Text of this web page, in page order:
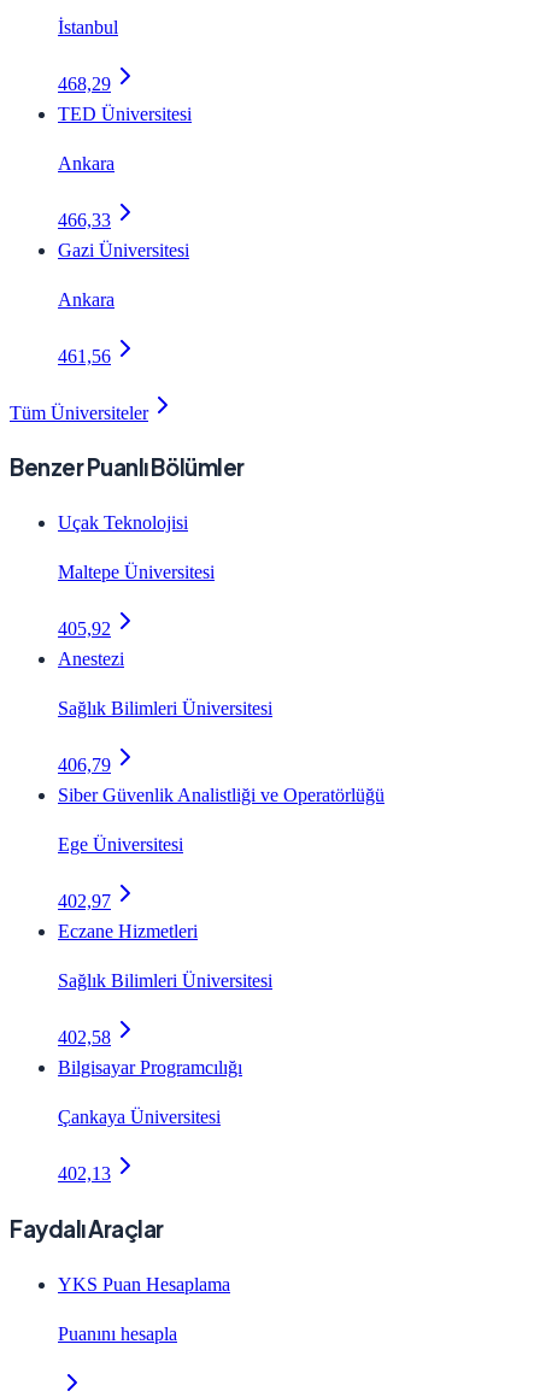
İstanbul
468,29
TED Üniversitesi
Ankara
466,33
Gazi Üniversitesi
Ankara
461,56
Tüm Üniversiteler
Benzer Puanlı Bölümler
Uçak Teknolojisi
Maltepe Üniversitesi
405,92
Anestezi
Sağlık Bilimleri Üniversitesi
406,79
Siber Güvenlik Analistliği ve Operatörlüğü
Ege Üniversitesi
402,97
Eczane Hizmetleri
Sağlık Bilimleri Üniversitesi
402,58
Bilgisayar Programcılığı
Çankaya Üniversitesi
402,13
Faydalı Araçlar
YKS Puan Hesaplama
Puanını hesapla